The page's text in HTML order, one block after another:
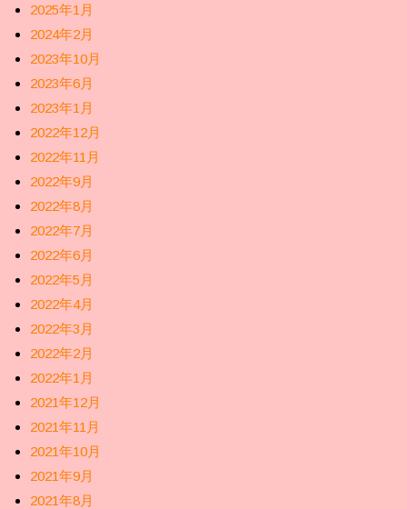
2025年1月
2024年2月
2023年10月
2023年6月
2023年1月
2022年12月
2022年11月
2022年9月
2022年8月
2022年7月
2022年6月
2022年5月
2022年4月
2022年3月
2022年2月
2022年1月
2021年12月
2021年11月
2021年10月
2021年9月
2021年8月